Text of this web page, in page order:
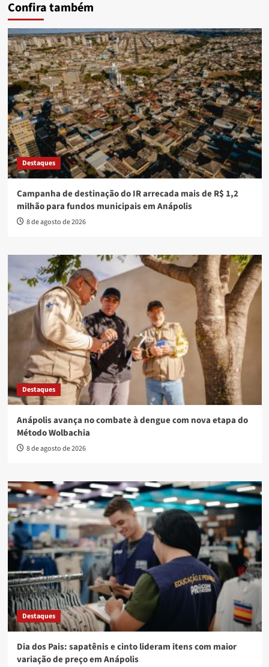
Confira também
Destaques
Campanha de destinação do IR arrecada mais de R$ 1,2
milhão para fundos municipais em Anápolis
8 de agosto de 2026
Destaques
Anápolis avança no combate à dengue com nova etapa do
Método Wolbachia
8 de agosto de 2026
Destaques
Dia dos Pais: sapatênis e cinto lideram itens com maior
variação de preço em Anápolis